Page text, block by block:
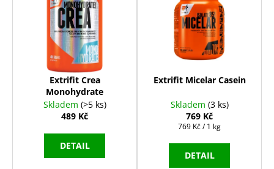
Extrifit Crea
Monohydrate
Skladem (>5 ks)
489 Kč
DETAIL
Extrifit Micelar Casein
Skladem (3 ks)
769 Kč
Měrná
769 Kč / 1 kg
DETAIL
Původně: